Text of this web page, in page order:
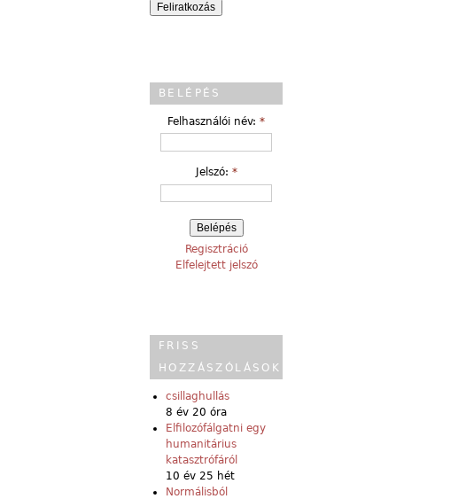
BELÉPÉS
Felhasználói név: *
Jelszó: *
Regisztráció
Elfelejtett jelszó
FRISS
HOZZÁSZÓLÁSOK
csillaghullás
8 év 20 óra
Elfilozófálgatni egy
humanitárius
katasztrófáról
10 év 25 hét
Normálisból